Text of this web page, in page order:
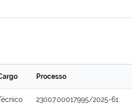
Processo
23007.00017995/2025-61